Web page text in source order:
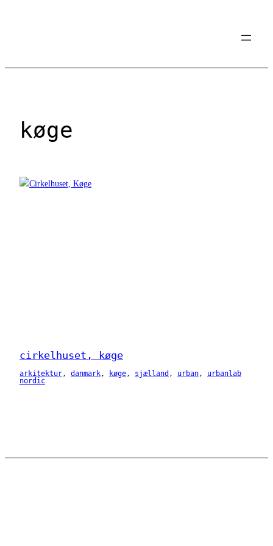
køge
cirkelhuset, køge
arkitektur , danmark , køge , sjælland , urban , urbanlab
nordic